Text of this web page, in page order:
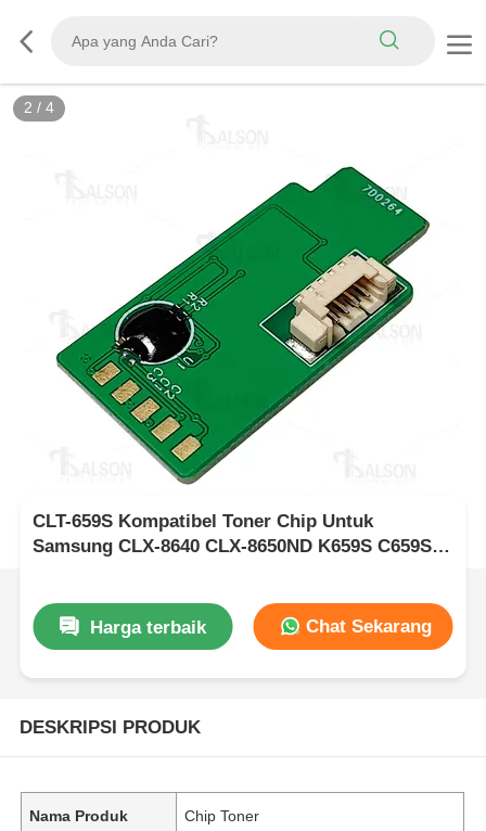
2 / 4
CLT-659S Kompatibel Toner Chip Untuk
Samsung CLX-8640 CLX-8650ND K659S C659S
Harga terbaik Chat Sekarang
DESKRIPSI PRODUK
Nama Produk Chip Toner